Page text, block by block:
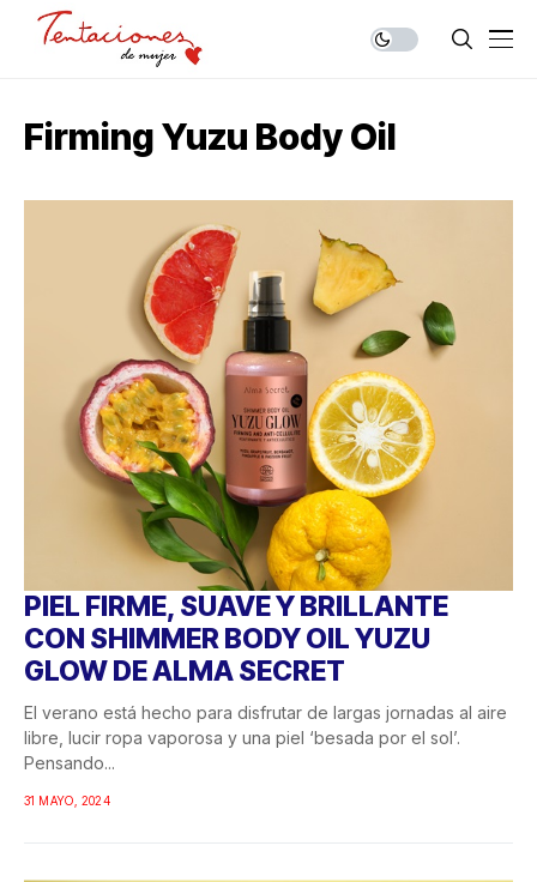
Firming Yuzu Body Oil
PIEL FIRME, SUAVE Y BRILLANTE
CON SHIMMER BODY OIL YUZU
GLOW DE ALMA SECRET
El verano está hecho para disfrutar de largas jornadas al aire
libre, lucir ropa vaporosa y una piel ‘besada por el sol’.
Pensando...
31 MAYO, 2024